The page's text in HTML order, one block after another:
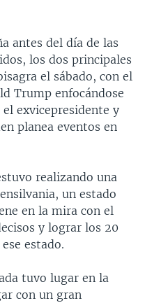
antes del día de las
los dos principales
el sábado, con el
Trump enfocándose
exvicepresidente y
planea eventos en
realizando una
un estado
en la mira con el
y lograr los 20
estado.
tuvo lugar en la
con un gran